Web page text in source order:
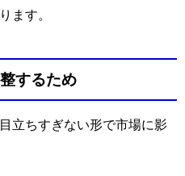
ます。
するため
立ちすぎない形で市場に影